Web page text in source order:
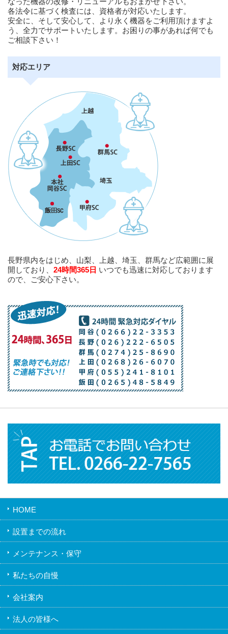
各法令に基づく検査には、資格者が対応いたします。
安全に、そして安心して、より永く機器をご利用頂けますよ
う、全力でサポートいたします。お困りの事があれば何でも
ご相談下さい！
対応エリア
長野県内をはじめ、山梨、上越、埼玉、群馬など広範囲に展
開しており、 24時間365日 いつでも迅速に対応しております
ので、ご安心下さい。
HOME
設置までの流れ
メンテナンス・保守
私たちの自慢
会社案内
法人の皆様へ